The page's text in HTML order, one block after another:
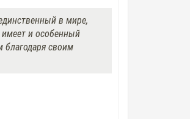
в мире,
и особенный
благодаря своим